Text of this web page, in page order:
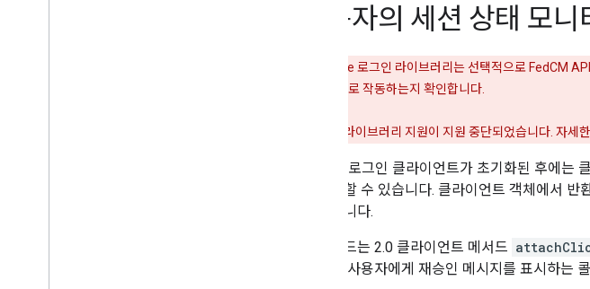
사용자의 세션 상태 모니
Google 로그인 라이브러리는 선택적으로 FedCM
속해서 정상적으로 작동하는지 확인합니다.
Google 로그인 라이브러리 지원이 지원 중단되었습니다. 자세
Google 로그인 클라이언트가 초기화된 후에는
를 확인할 수 있습니다. 클라이언트 객체에서
수 있습니다.
다음 코드는 2.0 클라이언트 메서드
에 따라 사용자에게 재승인 메시지를 표시하는